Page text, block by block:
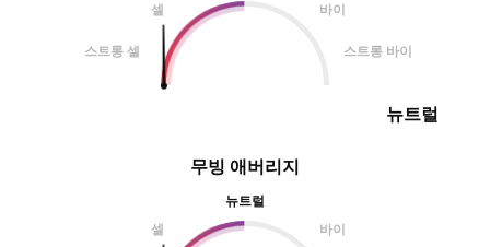
셀
바이
스트롱 셀 스트롱 바이
뉴트럴
무빙 애버리지
뉴트럴
셀
바이